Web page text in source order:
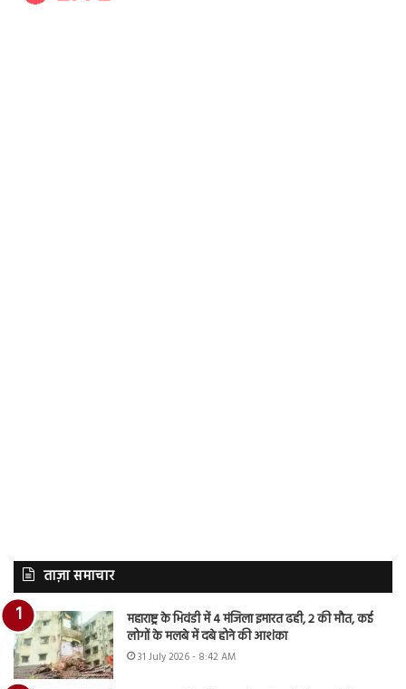
ताज़ा समाचार
महाराष्ट्र के भिवंडी में 4 मंजिला इमारत ढही, 2 की मौत, कई
लोगों के मलबे में दबे होने की आशंका
31 July 2026 - 8:42 AM